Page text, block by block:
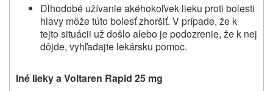
Dlhodobé užívanie akéhokoľvek lieku proti bolesti
hlavy môže túto bolesť zhoršiť. V prípade, že k
tejto situácii už došlo alebo je podozrenie, že k nej
dôjde, vyhľadajte lekársku pomoc.
Iné lieky aVoltaren Rapid 25 mg